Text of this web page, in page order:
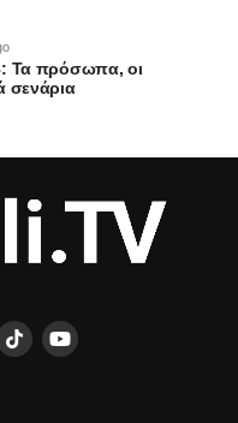
Τα πρόσωπα, οι
σενάρια